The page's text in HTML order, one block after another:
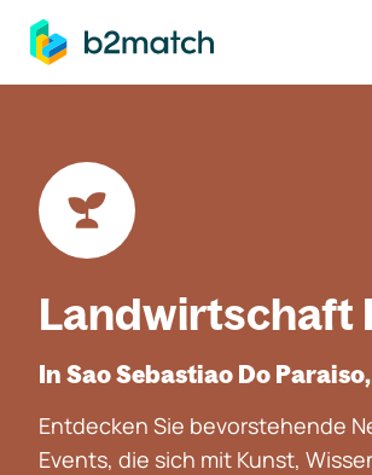
springen
Landwirtschaft
In Sao Sebastiao Do
Entdecken Sie bevorstehende
Events, die sich mit Kunst,